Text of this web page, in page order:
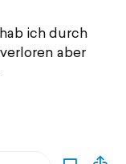
ich durch
aber